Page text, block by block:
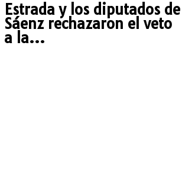
Estrada y los diputados de
Sáenz rechazaron el veto
a la...